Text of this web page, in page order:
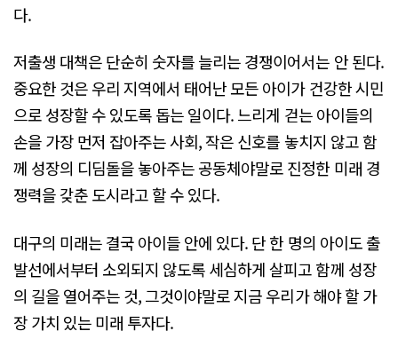
다.
저출생 대책은 단순히 숫자를 늘리는 경쟁이어서는 안 된다.
중요한 것은 우리 지역에서 태어난 모든 아이가 건강한 시민
으로 성장할 수 있도록 돕는 일이다. 느리게 걷는 아이들의
손을 가장 먼저 잡아주는 사회, 작은 신호를 놓치지 않고 함
께 성장의 디딤돌을 놓아주는 공동체야말로 진정한 미래 경
쟁력을 갖춘 도시라고 할 수 있다.
대구의 미래는 결국 아이들 안에 있다. 단 한 명의 아이도 출
발선에서부터 소외되지 않도록 세심하게 살피고 함께 성장
의 길을 열어주는 것, 그것이야말로 지금 우리가 해야 할 가
장 가치 있는 미래 투자다.